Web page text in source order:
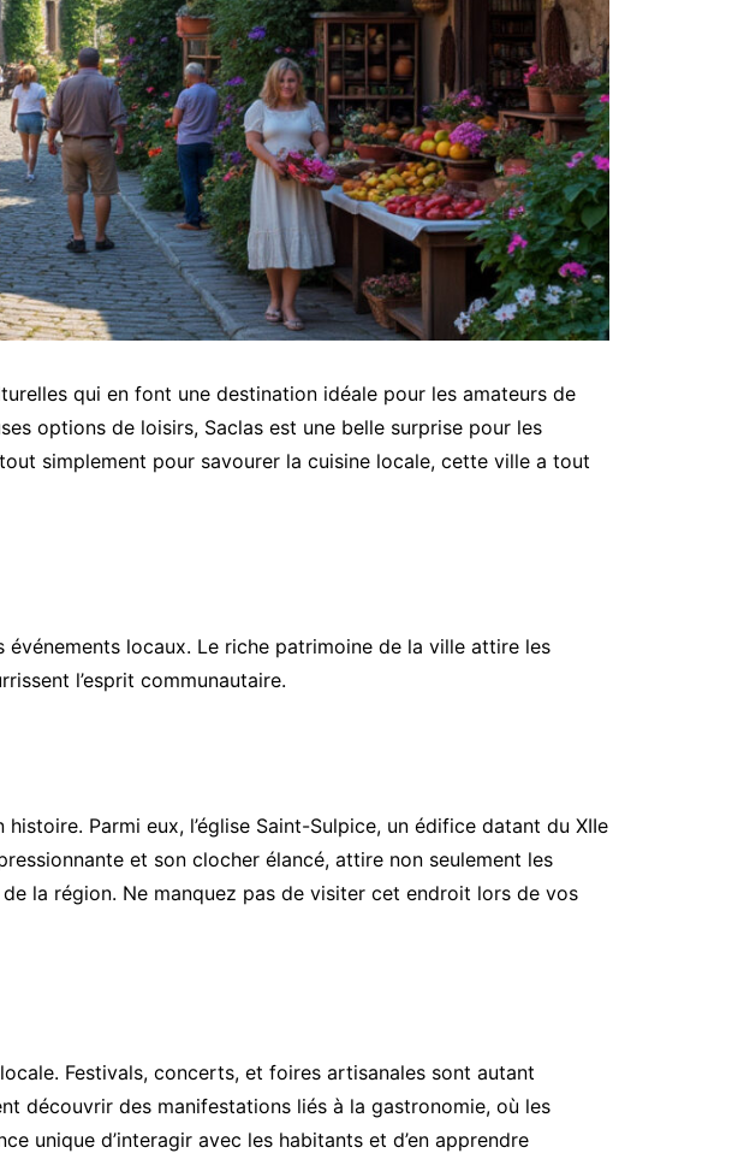
qui en font une destination idéale pour les amateurs de
options de loisirs, Saclas est une belle surprise pour les
simplement pour savourer la cuisine locale, cette ville a tout
locaux. Le riche patrimoine de la ville attire les
l’esprit communautaire.
Parmi eux, l’église Saint-Sulpice, un édifice datant du XIIe
et son clocher élancé, attire non seulement les
la région. Ne manquez pas de visiter cet endroit lors de vos
Festivals, concerts, et foires artisanales sont autant
découvrir des manifestations liés à la gastronomie, où les
unique d’interagir avec les habitants et d’en apprendre